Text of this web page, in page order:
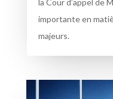
la Cour d’appel de
importante en
majeurs.